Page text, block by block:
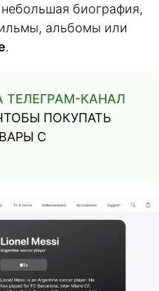
биография,
альбомы или
.
КАНАЛ
ПОКУПАТЬ
С